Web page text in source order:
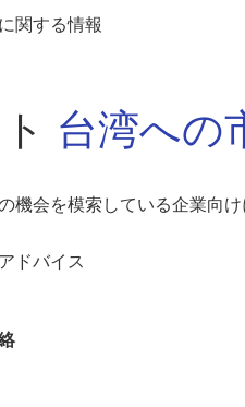
に関する情報
台湾への
会を模索している企業向け
ドバイス